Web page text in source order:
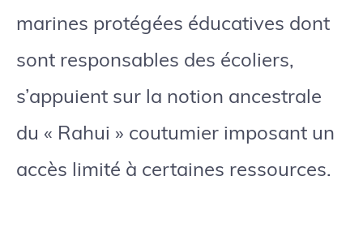
marines protégées éducatives dont
sont responsables des écoliers,
s’appuient sur la notion ancestrale
du « Rahui » coutumier imposant un
accès limité à certaines ressources.